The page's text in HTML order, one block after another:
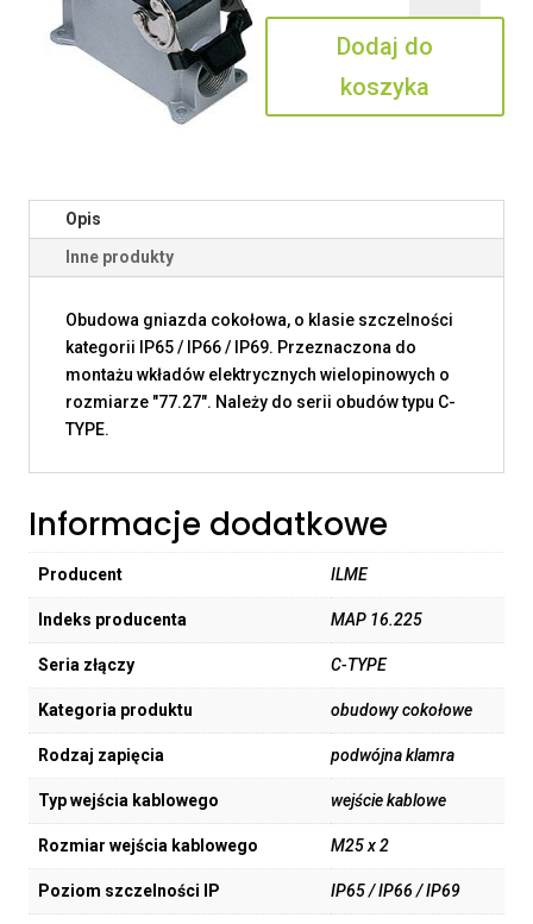
16.225
Dodaj do
koszyka
Opis
Inne produkty
Obudowa gniazda cokołowa, o klasie szczelności
kategorii IP65 / IP66 / IP69. Przeznaczona do
montażu wkładów elektrycznych wielopinowych o
rozmiarze "77.27". Należy do serii obudów typu C-
TYPE.
Informacje dodatkowe
Producent ILME
Indeks producenta MAP 16.225
Seria złączy C-TYPE
Kategoria produktu obudowy cokołowe
Rodzaj zapięcia podwójna klamra
Typ wejścia kablowego wejście kablowe
Rozmiar wejścia kablowego M25 x 2
Poziom szczelności IP IP65 / IP66 / IP69